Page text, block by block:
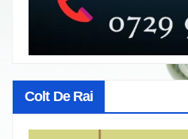
Colt De Rai